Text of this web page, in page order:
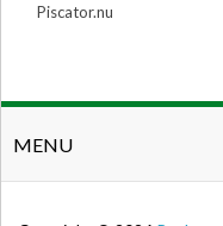
Piscator.nu
MENU